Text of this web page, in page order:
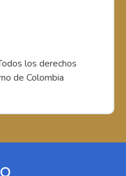
los derechos
de Colombia